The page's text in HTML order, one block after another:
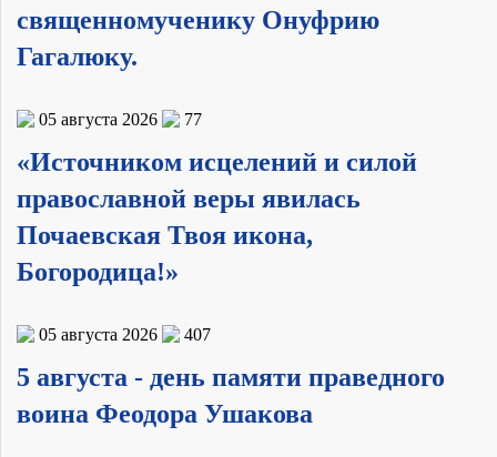
священномученику Онуфрию
Гагалюку.
05 августа 2026 77
«Источником исцелений и силой
православной веры явилась
Почаевская Твоя икона,
Богородица!»
05 августа 2026 407
5 августа - день памяти праведного
воина Феодора Ушакова